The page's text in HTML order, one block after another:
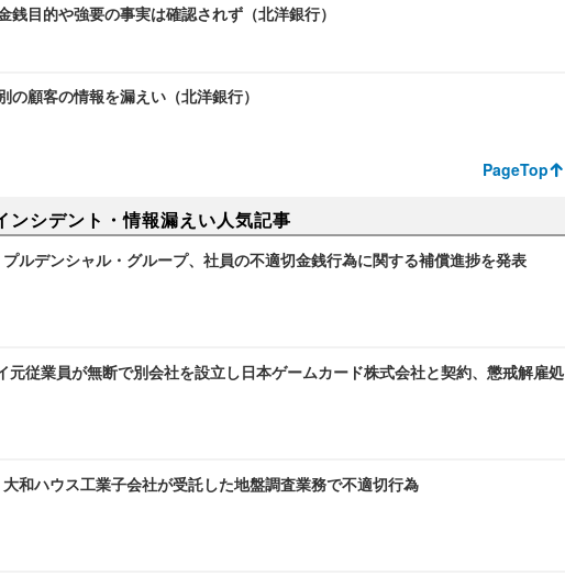
目的や強要の事実は確認されず（北洋銀行）
顧客の情報を漏えい（北洋銀行）
PageTop
ンシデント・情報漏えい人気記事
ルデンシャル・グループ、社員の不適切金銭行為に関する補償進捗を発表
元従業員が無断で別会社を設立し日本ゲームカード株式会社と契約、懲戒解雇処
和ハウス工業子会社が受託した地盤調査業務で不適切行為